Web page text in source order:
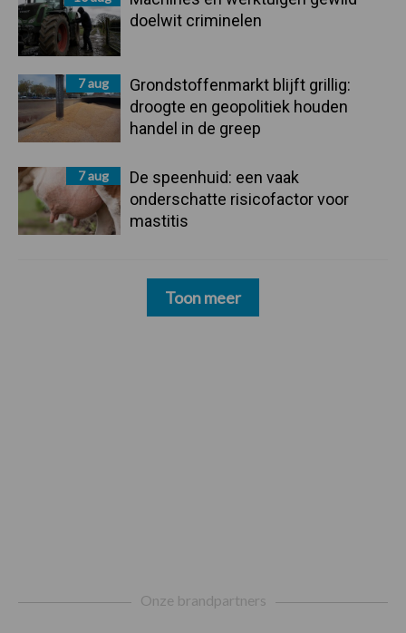
doelwit criminelen
7 aug
Grondstoffenmarkt blijft grillig:
droogte en geopolitiek houden
handel in de greep
7 aug
De speenhuid: een vaak
onderschatte risicofactor voor
mastitis
Toon meer
Onze brandpartners